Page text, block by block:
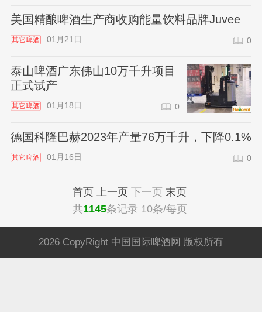
美国精酿啤酒生产商收购能量饮料品牌Juvee
其它啤酒 01月21日 0
泰山啤酒广东佛山10万千升项目
正式试产
其它啤酒 01月18日 0
德国科隆巴赫2023年产量76万千升，下降0.1%
其它啤酒 01月16日 0
首页 上一页 下一页 末页
共1145条记录 10条/每页
2026 CopyRight 中国国际啤酒网 版权所有